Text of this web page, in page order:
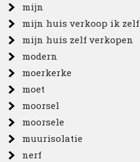
mijn
mijn huis verkoop ik zelf
mijn huis zelf verkopen
modern
moerkerke
moet
moorsel
moorsele
muurisolatie
nerf